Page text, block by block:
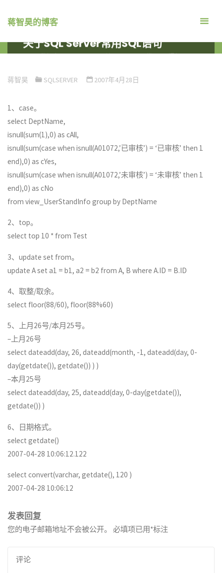
蒋智昊的博客
关于SQL Server常用SQL语句
蒋智昊 SQLSERVER 2007年4月28日
1、case。
select DeptName,
isnull(sum(1),0) as cAll,
isnull(sum(case when isnull(A01072,’已审核’) = ‘已审核’ then 1
end),0) as cYes,
isnull(sum(case when isnull(A01072,’未审核’) = ‘未审核’ then 1
end),0) as cNo
from view_UserStandInfo group by DeptName
2、top。
select top 10 * from Test
3、update set from。
update A set a1 = b1, a2 = b2 from A, B where A.ID = B.ID
4、取整/取余。
select floor(88/60), floor(88%60)
5、上月26号/本月25号。
–上月26号
select dateadd(day, 26, dateadd(month, -1, dateadd(day, 0-
day(getdate()), getdate()) ) )
–本月25号
select dateadd(day, 25, dateadd(day, 0-day(getdate()),
getdate()) )
6、日期格式。
select getdate()
2007-04-28 10:06:12.122
select convert(varchar, getdate(), 120 )
2007-04-28 10:06:12
发表回复
您的电子邮箱地址不会被公开。 必填项已用*标注